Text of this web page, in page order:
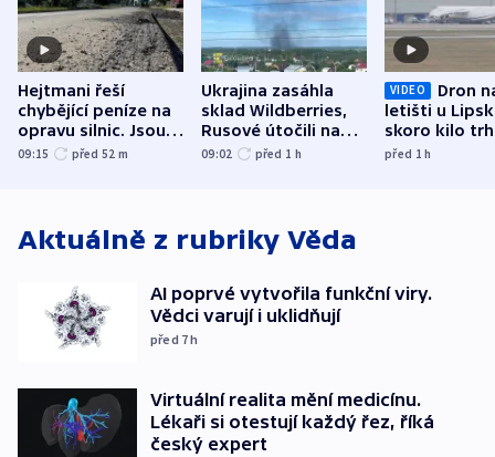
Hejtmani řeší
chybějící peníze na
opravu silnic. Jsou
nenárokové, namítá
09:15 před 52 m
Ukrajina zasáhla
sklad Wildberries,
Rusové útočili na
trh, hasiče či
09:02 před 1 h
VIDEO
Dron
letišti u
skoro kilo
indicie
před 1h
Aktuálně z rubriky Věda
AI poprvé vytvořila funkční viry.
Vědci varují i uklidňují
před 7h
Virtuální realita mění medicínu.
Lékaři si otestují každý řez, říká
český expert